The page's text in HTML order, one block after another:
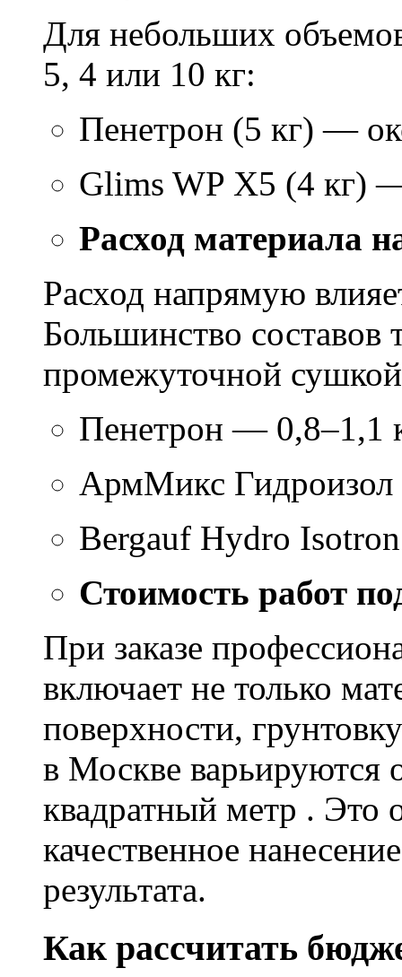
Для небольших
5, 4 или 10 кг:
Пенетрон (5 кг) —
Glims WP X5 (4 кг)
Расход материала
Расход напрямую
Большинство составов
промежуточной
Пенетрон — 0,8–1,1
АрмМикс
Bergauf Hydro
Стоимость работ
При заказе
включает не только
поверхности,
в Москве варьируются
квадратный метр . Это
качественное
результата.
Как рассчитать